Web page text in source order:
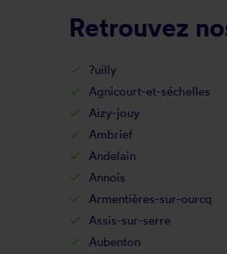
Retrouvez
?uilly
Agnicourt-et-séchelles
Aizy-jouy
Ambrief
Andelain
Annois
Armentières-sur-ourcq
Assis-sur-serre
Aubenton